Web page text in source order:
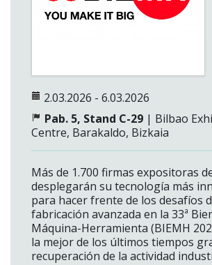
2.03.2026 - 6.03.2026
Pab. 5, Stand C-29 | Bilbao
Centre, Barakaldo, Bizkaia
Más de 1.700 firmas expositoras
desplegarán su tecnología más
para hacer frente de los desafíos
fabricación avanzada en la 33ª
Máquina-Herramienta (BIEMH
la mejor de los últimos tiempos
recuperación de la actividad